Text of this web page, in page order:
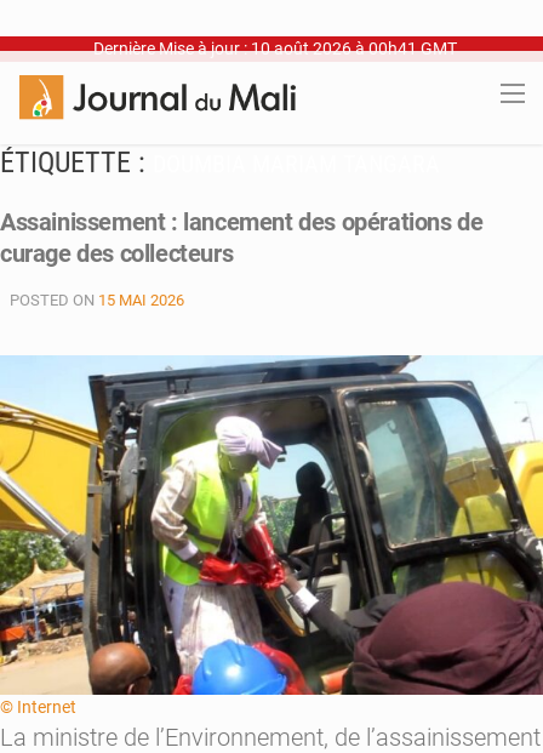
Dernière Mise à jour : 10 août 2026 à 00h41 GMT
ÉTIQUETTE :
Assainissement : lancement des opérations de
curage des collecteurs
POSTED ON 15 MAI 2026
© Internet
La ministre de l’Environnement, de l’assainissement